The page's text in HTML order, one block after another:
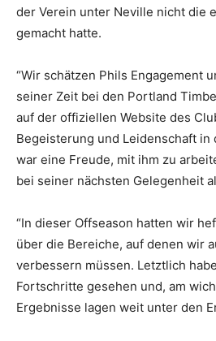
der Verein unter Neville nicht die
gemacht hatte.
“Wir schätzen Phils Engagement
seiner Zeit bei den Portland
auf der offiziellen Website des
Begeisterung und Leidenschaft in
war eine Freude, mit ihm zu
bei seiner nächsten Gelegenheit
“In dieser Offseason hatten wir
über die Bereiche, auf denen wir
verbessern müssen. Letztlich
Fortschritte gesehen und, am
Ergebnisse lagen weit unter den